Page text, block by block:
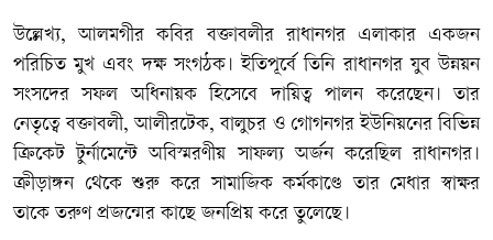
উল্লেখ্য, আলমগীর কবির বক্তাবলীর রাধানগর এলাকার একজন
পরিচিত মুখ এবং দক্ষ সংগঠক। ইতিপূর্বে তিনি রাধানগর যুব উন্নয়ন
সংসদের সফল অধিনায়ক হিসেবে দায়িত্ব পালন করেছেন। তার
নেতৃত্বে বক্তাবলী, আলীরটেক, বালুচর ও গোগনগর ইউনিয়নের বিভিন্ন
ক্রিকেট টুর্নামেন্টে অবিস্মরণীয় সাফল্য অর্জন করেছিল রাধানগর।
ক্রীড়াঙ্গন থেকে শুরু করে সামাজিক কর্মকাণ্ডে তার মেধার স্বাক্ষর
তাকে তরুণ প্রজন্মের কাছে জনপ্রিয় করে তুলেছে।